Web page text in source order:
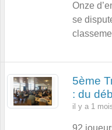
Onze
se
5ème
: du
il y a 1
92